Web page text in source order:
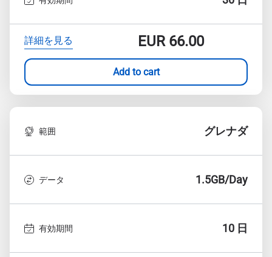
詳細を見る EUR66.00
Add to cart
範囲 グレナダ
データ 1.5GB/Day
有効期間 10 日